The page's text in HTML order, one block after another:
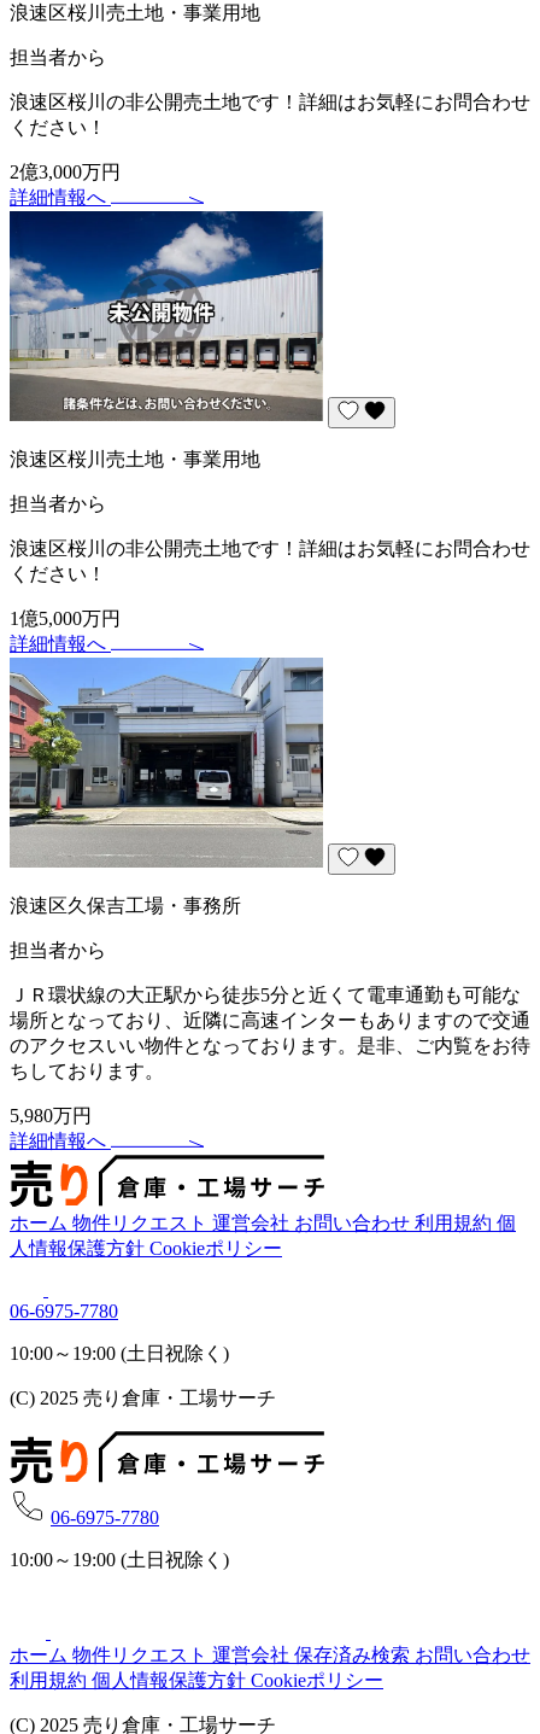
浪速区桜川売土地・事業用地
担当者から
浪速区桜川の非公開売土地です！詳細はお気軽にお問合わせ
ください！
2億3,000万円
詳細情報へ
浪速区桜川売土地・事業用地
担当者から
浪速区桜川の非公開売土地です！詳細はお気軽にお問合わせ
ください！
1億5,000万円
詳細情報へ
浪速区久保吉工場・事務所
担当者から
ＪＲ環状線の大正駅から徒歩5分と近くて電車通勤も可能な
場所となっており、近隣に高速インターもありますので交通
のアクセスいい物件となっております。是非、ご内覧をお待
ちしております。
5,980万円
詳細情報へ
ホーム 物件リクエスト 運営会社 お問い合わせ 利用規約 個
人情報保護方針 Cookieポリシー
06-6975-7780
10:00～19:00 (土日祝除く)
(C) 2025 売り倉庫・工場サーチ
06-6975-7780
10:00～19:00 (土日祝除く)
ホーム 物件リクエスト 運営会社 保存済み検索 お問い合わせ
利用規約 個人情報保護方針 Cookieポリシー
(C) 2025 売り倉庫・工場サーチ